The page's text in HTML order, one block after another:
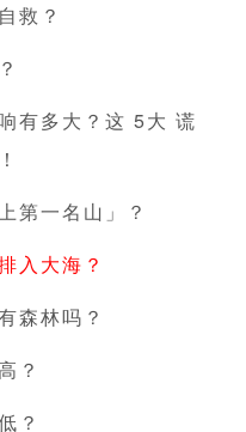
救？
有多大？这 5大 谎
第一名山」？
入大海？
森林吗？
？
？